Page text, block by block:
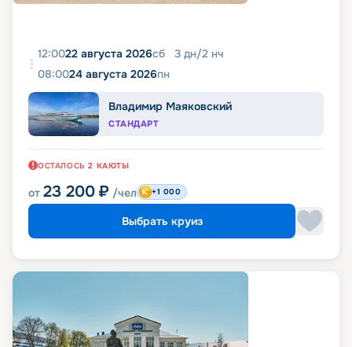
12:0022 августа 2026сб 3 дн/2 нч
08:0024 августа 2026пн
Владимир Маяковский
СТАНДАРТ
ОСТАЛОСЬ 2 КАЮТЫ
от 23 200 ₽ /чел +1 000
Выбрать круиз